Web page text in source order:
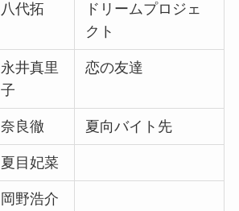
八代拓
ドリームプロジェ
クト
永井真里
子
恋の友達
奈良徹 夏向バイト先
夏目妃菜
岡野浩介